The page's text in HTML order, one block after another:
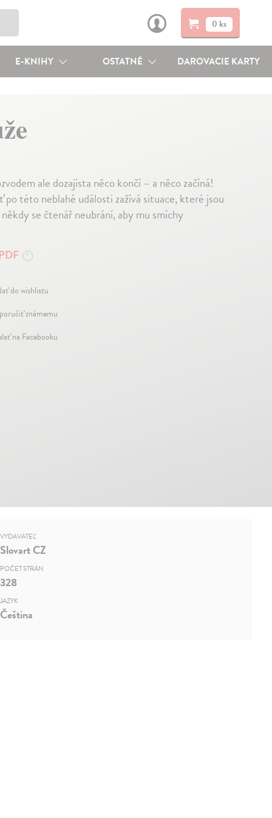
0 ks
E-KNIHY OSTATNÉ DAROVACIE KARTY
ale dozajista něco končí – a něco začíná!
této neblahé události zažívá situace, které jsou
se čtenář neubrání, aby mu smíchy
?
do wishlistu
známemu
na Facebooku
VYDAVATEĽ
Slovart CZ
POČET STRÁN
328
JAZYK
Čeština